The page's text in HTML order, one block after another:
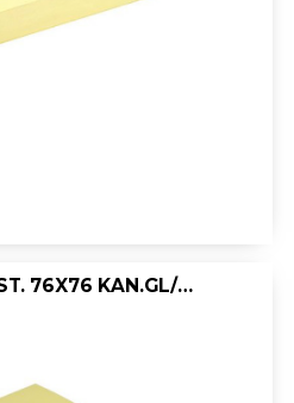
NOTITIEBLOK SUPERST. 76X76 KAN.GL/PK6